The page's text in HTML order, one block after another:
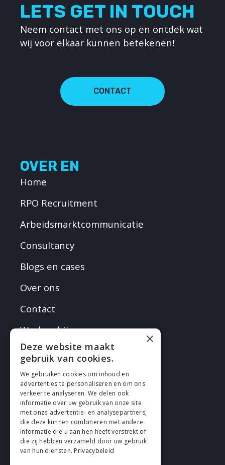
LETS GET IN TOUCH
Neem contact met ons op en ontdek wat
wij voor elkaar kunnen betekenen!
CONTACT
OVER EN
Home
RPO Recruitment
Arbeidsmarktcommunicatie
Consultancy
Blogs en cases
Over ons
Contact
Werken bij
VOLG EN
×
Deze website maakt
gebruik van cookies.
We gebruiken cookies om inhoud en
advertenties te personaliseren en om ons
verkeer te analyseren. We delen ook
informatie over uw gebruik van onze site
met onze advertentie- en analysepartners,
die deze kunnen combineren met andere
informatie die u aan hen heeft verstrekt of
die zij hebben verzameld door uw gebruik
van hun diensten. Privacybeleid